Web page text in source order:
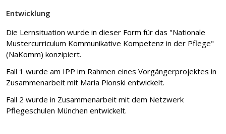
Entwicklung
Die Lernsituation wurde in dieser Form für das "Nationale
Mustercurriculum Kommunikative Kompetenz in der Pflege"
(NaKomm) konzipiert.
Fall 1 wurde am IPP im Rahmen eines Vorgängerprojektes in
Zusammenarbeit mit Maria Plonski entwickelt.
Fall 2 wurde in Zusammenarbeit mit dem Netzwerk
Pflegeschulen München entwickelt.